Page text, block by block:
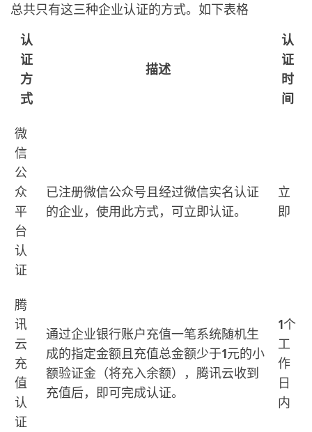
总共只有这三种企业认证的方式。如下表格
认
证
方
式
描述
认
证
时
间
微
信
公
众
平
台
认
证
已注册微信公众号且经过微信实名认证
的企业，使用此方式，可立即认证。
立
即
腾
讯
云
充
值
认
证
通过企业银行账户充值一笔系统随机生
成的指定金额且充值总金额少于1元的小
额验证金（将充入余额），腾讯云收到
充值后，即可完成认证。
1个
工
作
日
内